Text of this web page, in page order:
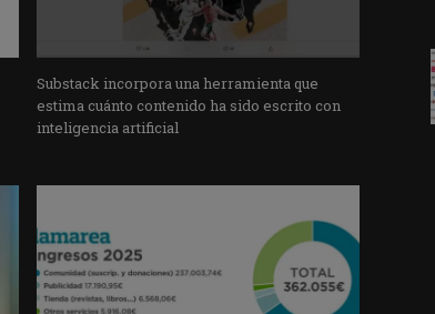
Substack incorpora una herramienta que
estima cuánto contenido ha sido escrito con
inteligencia artificial